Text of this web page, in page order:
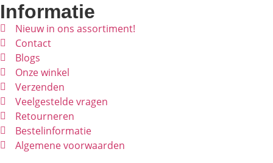
Informatie
Nieuw in ons assortiment!
Contact
Blogs
Onze winkel
Verzenden
Veelgestelde vragen
Retourneren
Bestelinformatie
Algemene voorwaarden